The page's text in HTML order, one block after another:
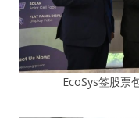
EcoSys签股票